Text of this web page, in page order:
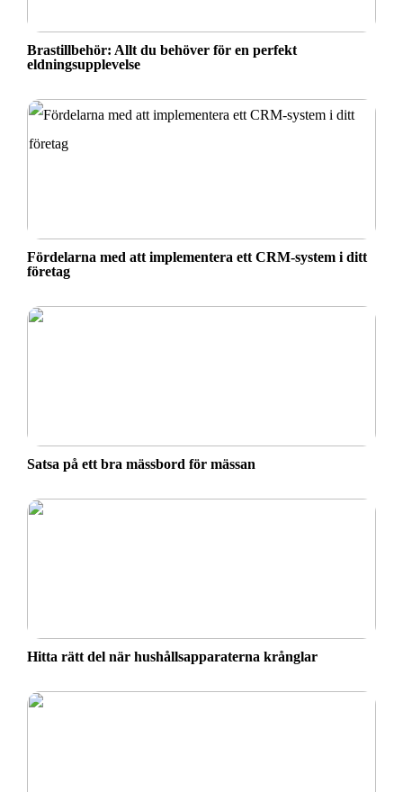
Brastillbehör: Allt du behöver för en perfekt
eldningsupplevelse
Fördelarna med att implementera ett CRM-system i ditt
företag
Satsa på ett bra mässbord för mässan
Hitta rätt del när hushållsapparaterna krånglar